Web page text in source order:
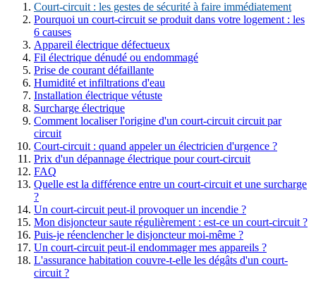
Court-circuit : les gestes de sécurité à faire immédiatement
Pourquoi un court-circuit se produit dans votre logement : les
6 causes
Appareil électrique défectueux
Fil électrique dénudé ou endommagé
Prise de courant défaillante
Humidité et infiltrations d'eau
Installation électrique vétuste
Surcharge électrique
Comment localiser l'origine d'un court-circuit circuit par
circuit
Court-circuit : quand appeler un électricien d'urgence ?
Prix d'un dépannage électrique pour court-circuit
FAQ
Quelle est la différence entre un court-circuit et une surcharge
?
Un court-circuit peut-il provoquer un incendie ?
Mon disjoncteur saute régulièrement : est-ce un court-circuit ?
Puis-je réenclencher le disjoncteur moi-même ?
Un court-circuit peut-il endommager mes appareils ?
L'assurance habitation couvre-t-elle les dégâts d'un court-
circuit ?